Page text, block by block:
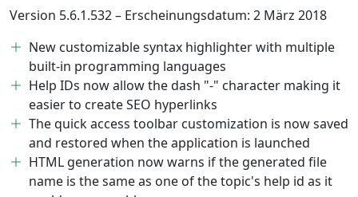
Version 5.6.1.532 – Erscheinungsdatum: 2 März 2018
New customizable syntax highlighter with multiple
built-in programming languages
Help IDs now allow the dash "-" character making it
easier to create SEO hyperlinks
The quick access toolbar customization is now saved
and restored when the application is launched
HTML generation now warns if the generated file
name is the same as one of the topic's help id as it